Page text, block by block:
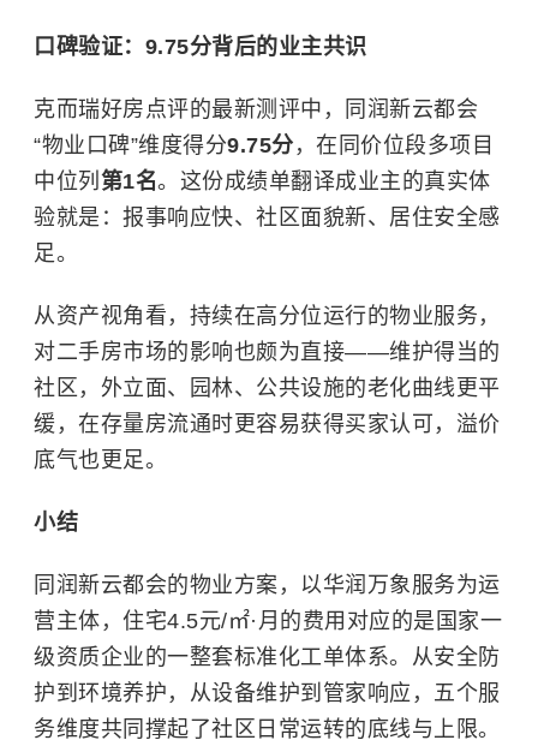
口碑验证：9.75分背后的业主共识
克而瑞好房点评的最新测评中，同润新云都会
“物业口碑”维度得分9.75分 ，在同价位段多项目
中位列 第1名。这份成绩单翻译成业主的真实体
验就是：报事响应快、社区面貌新、居住安全感
足。
从资产视角看，持续在高分位运行的物业服务，
对二手房市场的影响也颇为直接——维护得当的
社区，外立面、园林、公共设施的老化曲线更平
缓，在存量房流通时更容易获得买家认可，溢价
底气也更足。
小结
同润新云都会的物业方案，以华润万象服务为运
营主体，住宅4.5元/㎡·月的费用对应的是国家一
级资质企业的一整套标准化工单体系。从安全防
护到环境养护，从设备维护到管家响应，五个服
务维度共同撑起了社区日常运转的底线与上限。